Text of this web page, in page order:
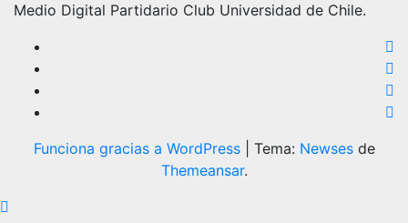
Medio Digital Partidario Club Universidad de Chile.
Funciona gracias a WordPress Tema: Newsesde
Themeansar.